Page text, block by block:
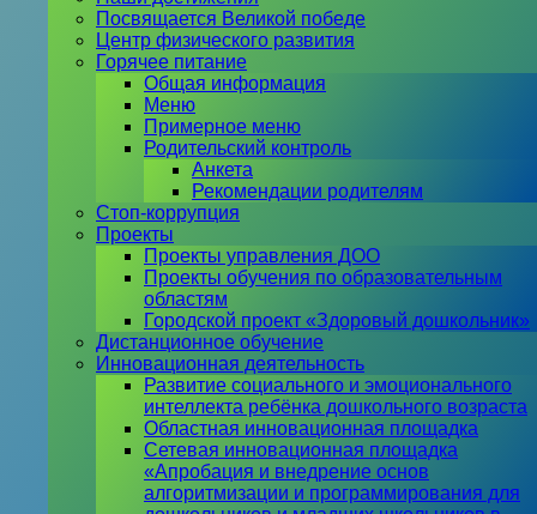
Посвящается Великой победе
Центр физического развития
Горячее питание
Общая информация
Меню
Примерное меню
Родительский контроль
Анкета
Рекомендации родителям
Стоп-коррупция
Проекты
Проекты управления ДОО
Проекты обучения по образовательным
областям
Городской проект «Здоровый дошкольник»
Дистанционное обучение
Инновационная деятельность
Развитие социального и эмоционального
интеллекта ребёнка дошкольного возраста
Областная инновационная площадка
Сетевая инновационная площадка
«Апробация и внедрение основ
алгоритмизации и программирования для